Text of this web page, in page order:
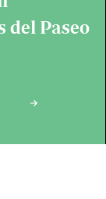
del Paseo